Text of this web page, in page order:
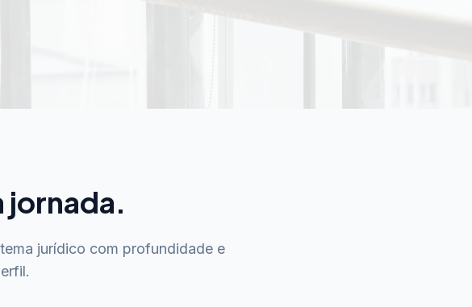
jornada.
jurídico com profundidade e